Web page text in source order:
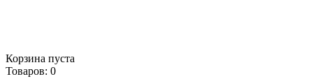
Корзина пуста
Товаров: 0